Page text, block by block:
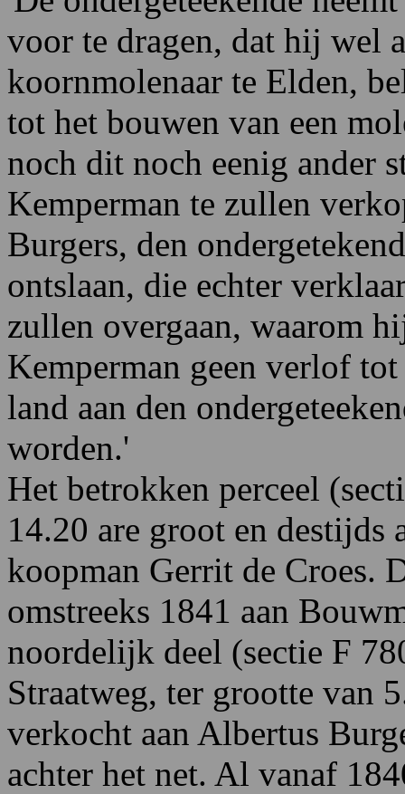
voor te dragen, dat hij wel
koornmolenaar te Elden,
tot het bouwen van een
noch dit noch eenig ander
Kemperman te zullen
Burgers, den
ontslaan, die echter
zullen overgaan, waarom
Kemperman geen verlof
land aan den
worden.'
Het betrokken perceel
14.20 are groot en destijds
koopman Gerrit de Croes.
omstreeks 1841 aan
noordelijk deel (sectie F
Straatweg, ter grootte van
verkocht aan Albertus
achter het net. Al vanaf